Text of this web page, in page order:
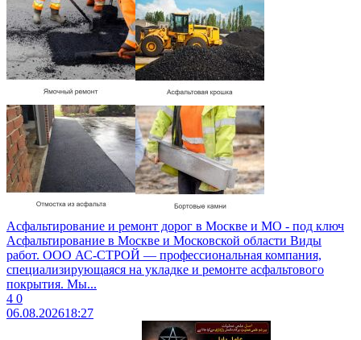
Асфальтирование и ремонт дорог в Москве и МО - под ключ
Асфальтирование в Москве и Московской области Виды
работ. ООО АС-СТРОЙ — профессиональная компания,
специализирующаяся на укладке и ремонте асфальтового
покрытия. Мы...
4 0
06.08.202618:27